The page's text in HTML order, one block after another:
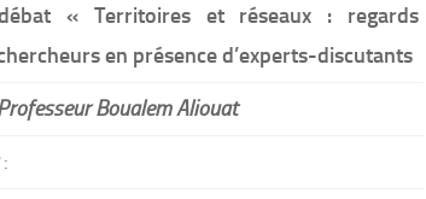
débat « Territoires et réseaux : regards
en présence d’experts-discutants
Boualem Aliouat
: